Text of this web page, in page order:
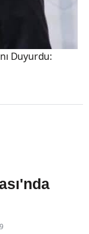
Duyurdu: